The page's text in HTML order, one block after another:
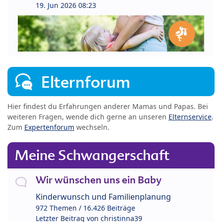
19. Jun 2026 08:23
Elternforum
Hier findest du Erfahrungen anderer Mamas und Papas. Bei
weiteren Fragen, wende dich gerne an unseren Elternservice.
Zum Expertenforum wechseln.
Meine Schwangerschaft
Wir wünschen uns ein Baby
Kinderwunsch und Familienplanung
972 Themen / 16.426 Beiträge
Letzter Beitrag von christinna39